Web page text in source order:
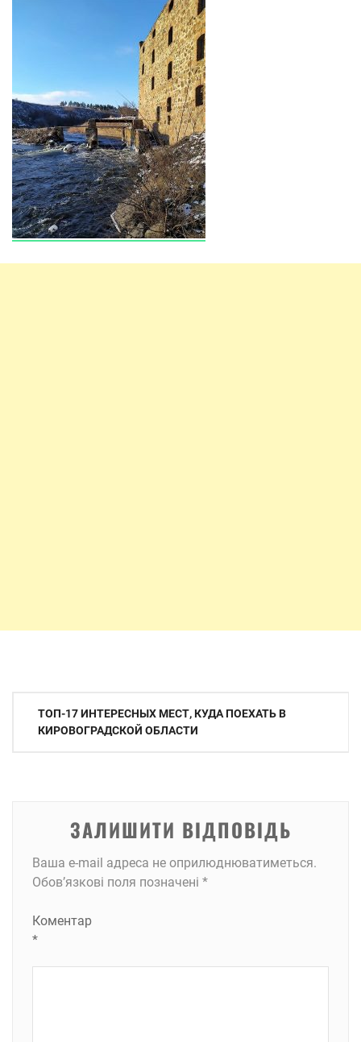
Навігація
записів
ТОП-17 ИНТЕРЕСНЫХ МЕСТ, КУДА ПОЕХАТЬ В
КИРОВОГРАДСКОЙ ОБЛАСТИ
ЗАЛИШИТИ ВІДПОВІДЬ
Ваша e-mail адреса не оприлюднюватиметься.
Обов’язкові поля позначені *
Коментар
*